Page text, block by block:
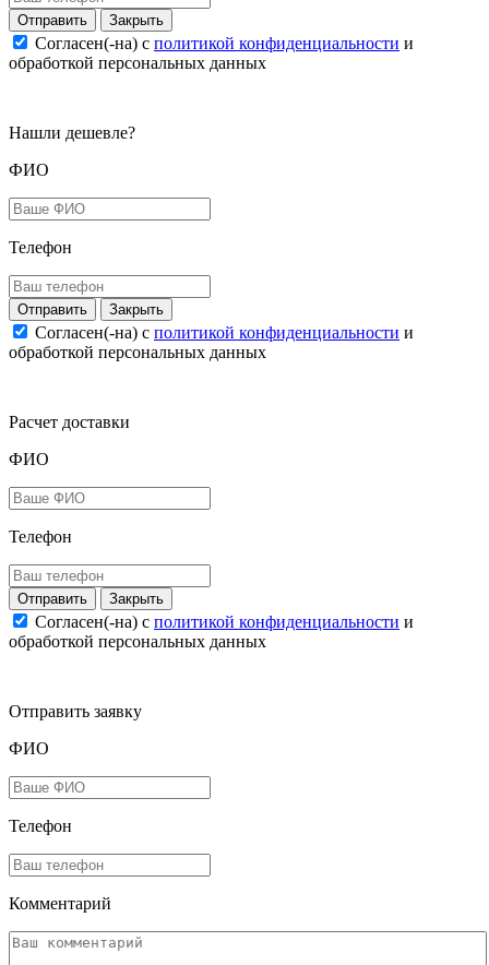
Закрыть
Согласен(-на) c политикой конфиденциальности и
обработкой персональных данных
Нашли дешевле?
ФИО
Телефон
Закрыть
Согласен(-на) c политикой конфиденциальности и
обработкой персональных данных
Расчет доставки
ФИО
Телефон
Закрыть
Согласен(-на) c политикой конфиденциальности и
обработкой персональных данных
Отправить заявку
ФИО
Телефон
Комментарий